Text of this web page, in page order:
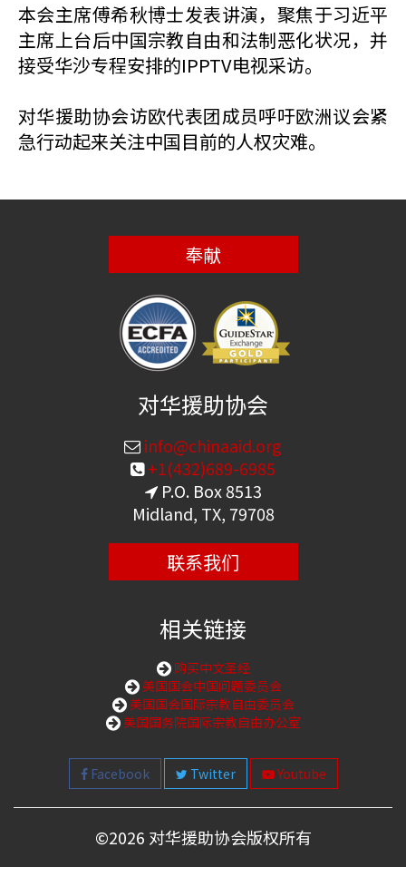
本会主席傅希秋博士发表讲演，聚焦于习近平
主席上台后中国宗教自由和法制恶化状况，并
接受华沙专程安排的IPPTV电视采访。
对华援助协会访欧代表团成员呼吁欧洲议会紧
急行动起来关注中国目前的人权灾难。
奉献
对华援助协会
info@chinaaid.org
+1(432)689-6985
P.O. Box 8513
Midland, TX, 79708
联系我们
相关链接
购买中文圣经
美国国会中国问题委员会
美国国会国际宗教自由委员会
美国国务院国际宗教自由办公室
Facebook Twitter Youtube
©2026 对华援助协会版权所有